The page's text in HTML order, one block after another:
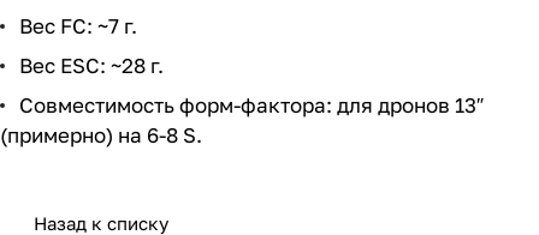
Вес FC: ~7 г.
Вес ESC: ~28 г.
Совместимость форм-фактора: для дронов 13″
(примерно) на 6-8 S.
Назад к списку